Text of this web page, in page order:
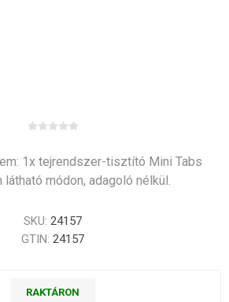
1x tejrendszer-tisztító Mini Tabs
látható módon, adagoló nélkül.
SKU: 24157
GTIN: 24157
RAKTÁRON